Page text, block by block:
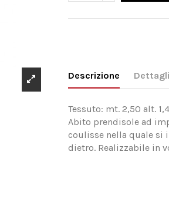
Descrizione
Tessuto: mt. 2,50 alt.
Abito prendisole ad
coulisse nella quale si
dietro. Realizzabile in